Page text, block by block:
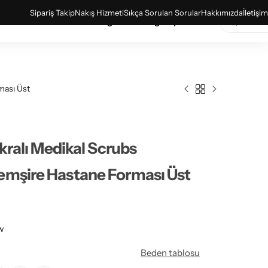
Sipariş TakipNakış HizmetiSıkça Sorulan SorularHakkımızdaİletişim
Basic Ürünler Sağlık Bakanlığı Kıyafetleri
Üst
Medikal Scrubs
Hastane Forması Üst
Beden tablosu